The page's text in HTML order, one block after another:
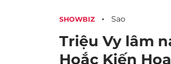
SHOWBIZ Sao
Triệu Vy lâm
Hoắc Kiến